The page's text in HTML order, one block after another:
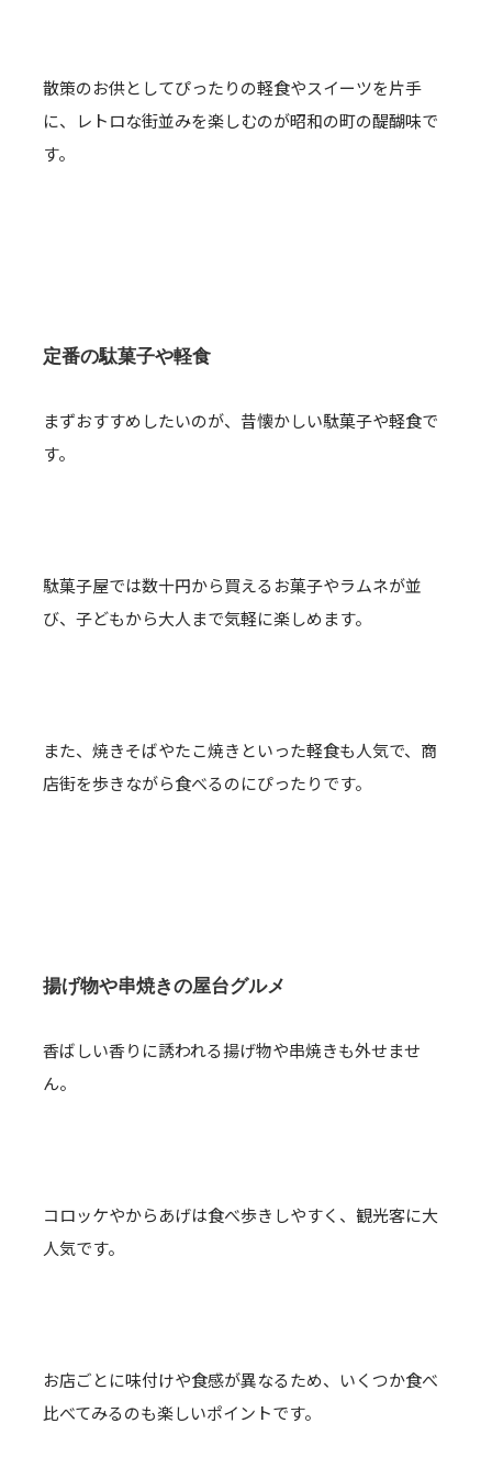
散策のお供としてぴったりの軽食やスイーツを片手
に、レトロな街並みを楽しむのが昭和の町の醍醐味で
す。
定番の駄菓子や軽食
まずおすすめしたいのが、昔懐かしい駄菓子や軽食で
す。
駄菓子屋では数十円から買えるお菓子やラムネが並
び、子どもから大人まで気軽に楽しめます。
また、焼きそばやたこ焼きといった軽食も人気で、商
店街を歩きながら食べるのにぴったりです。
揚げ物や串焼きの屋台グルメ
香ばしい香りに誘われる揚げ物や串焼きも外せませ
ん。
コロッケやからあげは食べ歩きしやすく、観光客に大
人気です。
お店ごとに味付けや食感が異なるため、いくつか食べ
比べてみるのも楽しいポイントです。